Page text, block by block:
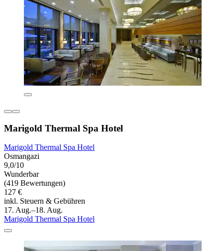
Marigold Thermal Spa Hotel
Marigold Thermal Spa Hotel
Osmangazi
9,0/10
Wunderbar
(419 Bewertungen)
127 €
inkl. Steuern & Gebühren
17. Aug.–18. Aug.
Marigold Thermal Spa Hotel